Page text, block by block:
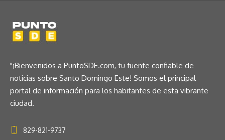
"¡Bienvenidos a PuntoSDE.com, tu fuente confiable de
noticias sobre Santo Domingo Este! Somos el principal
portal de información para los habitantes de esta vibrante
ciudad.
829-821-9737